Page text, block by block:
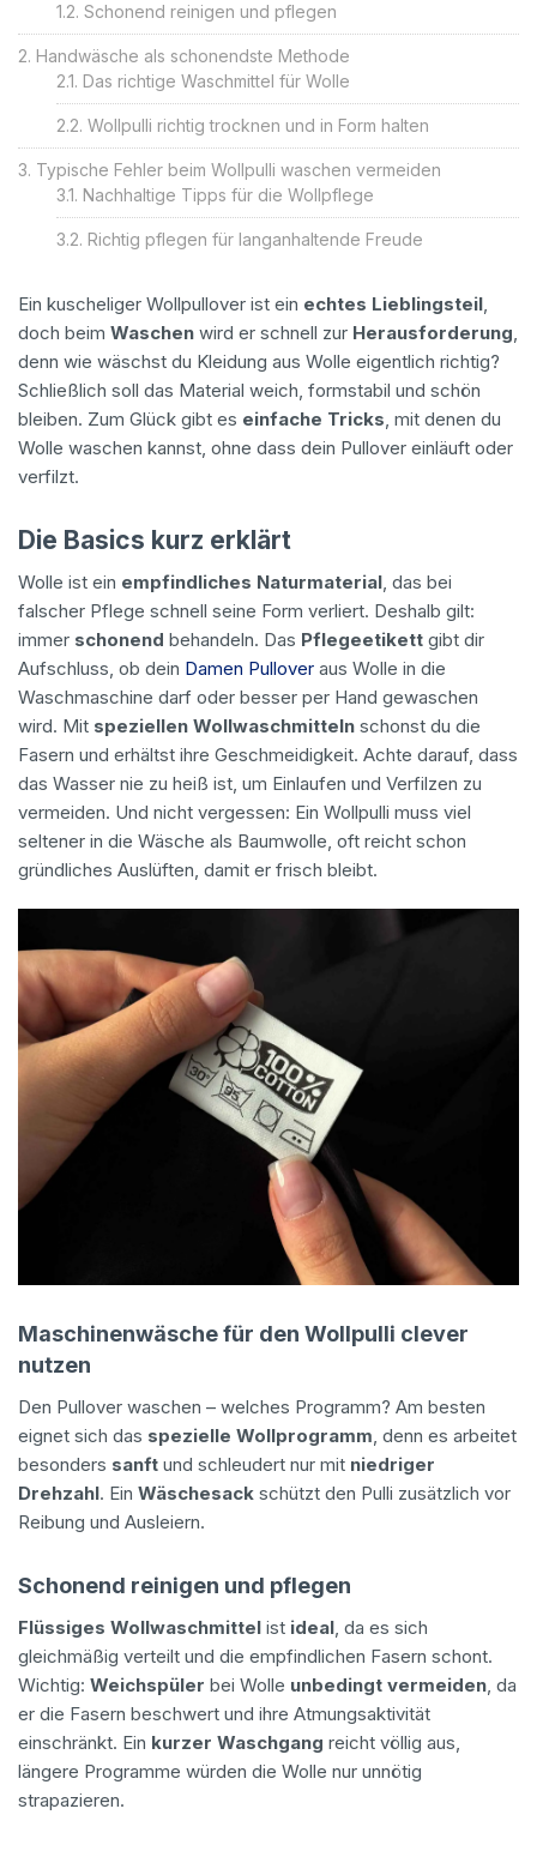
Schonend reinigen und pflegen
Handwäsche als schonendste Methode
Das richtige Waschmittel für Wolle
Wollpulli richtig trocknen und in Form halten
Typische Fehler beim Wollpulli waschen vermeiden
Nachhaltige Tipps für die Wollpflege
Richtig pflegen für langanhaltende Freude
Ein kuscheliger Wollpullover ist ein echtes Lieblingsteil,
doch beim Waschen wird er schnell zur Herausforderung,
denn wie wäschst du Kleidung aus Wolle eigentlich richtig?
Schließlich soll das Material weich, formstabil und schön
bleiben. Zum Glück gibt es einfache Tricks, mit denen du
Wolle waschen kannst, ohne dass dein Pullover einläuft oder
verfilzt.
Die Basics kurz erklärt
Wolle ist ein empfindliches Naturmaterial, das bei
falscher Pflege schnell seine Form verliert. Deshalb gilt:
immer schonend behandeln. Das Pflegeetikett gibt dir
Aufschluss, ob dein Damen Pullover aus Wolle in die
Waschmaschine darf oder besser per Hand gewaschen
wird. Mit speziellen Wollwaschmitteln schonst du die
Fasern und erhältst ihre Geschmeidigkeit. Achte darauf, dass
das Wasser nie zu heiß ist, um Einlaufen und Verfilzen zu
vermeiden. Und nicht vergessen: Ein Wollpulli muss viel
seltener in die Wäsche als Baumwolle, oft reicht schon
gründliches Auslüften, damit er frisch bleibt.
Maschinenwäsche für den Wollpulli clever
nutzen
Den Pullover waschen – welches Programm? Am besten
eignet sich das spezielle Wollprogramm , denn es arbeitet
besonders sanft und schleudert nur mit niedriger
Drehzahl. Ein Wäschesack schützt den Pulli zusätzlich vor
Reibung und Ausleiern.
Schonend reinigen und pflegen
Flüssiges Wollwaschmittel ist ideal , da es sich
gleichmäßig verteilt und die empfindlichen Fasern schont.
Wichtig: Weichspüler bei Wolle unbedingt vermeiden , da
er die Fasern beschwert und ihre Atmungsaktivität
einschränkt. Ein kurzer Waschgang reicht völlig aus,
längere Programme würden die Wolle nur unnötig
strapazieren.